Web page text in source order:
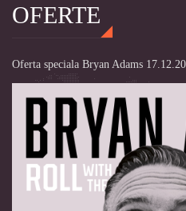
OFERTE
Oferta speciala Bryan Adams